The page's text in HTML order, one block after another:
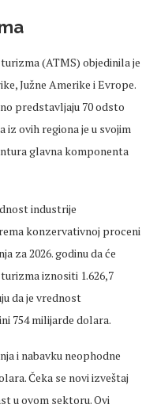
(ATMS) objedinila je
Južne Amerike i Evrope.
predstavljaju 70 odsto
ovih regiona je u svojim
glavna komponenta
industrije
konzervativnoj proceni
za 2026. godinu da će
iznositi 1.626,7
da je vrednost
754 milijarde dolara.
i nabavku neophodne
Čeka se novi izveštaj
u ovom sektoru. Ovi